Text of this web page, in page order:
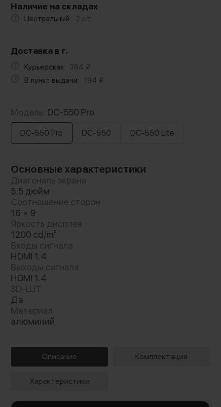
Наличие на складах
Центральный: 2 шт.
Доставка в г.
Курьерская: 384 ₽
В пункт выдачи:
194 ₽
Модель: DC-550 Pro
DC-550 Pro DC-550 DC-550 Lite
Основные характеристики
Диагональ экрана
5.5 дюйм
Соотношение сторон
16 × 9
Яркость дисплея
1200 cd/m²
Входы сигнала
HDMI 1.4
Выходы сигнала
HDMI 1.4
3D-LUT
Да
Материал
алюминий
Описание Комплектация
Характеристики